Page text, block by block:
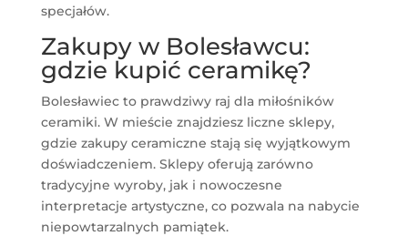
specjałów.
Zakupy w Bolesławcu:
gdzie kupić ceramikę?
Bolesławiec to prawdziwy raj dla miłośników
ceramiki. W mieście znajdziesz liczne sklepy,
gdzie zakupy ceramiczne stają się wyjątkowym
doświadczeniem. Sklepy oferują zarówno
tradycyjne wyroby, jak i nowoczesne
interpretacje artystyczne, co pozwala na nabycie
niepowtarzalnych pamiątek.